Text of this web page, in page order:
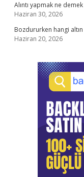
Alıntı yapmak ne
Haziran 30, 2026
Bozdururken hangi altın
Haziran 20, 2026